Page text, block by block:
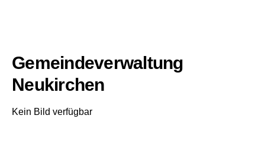
Gemeindeverwaltung
Neukirchen
Kein Bild verfügbar